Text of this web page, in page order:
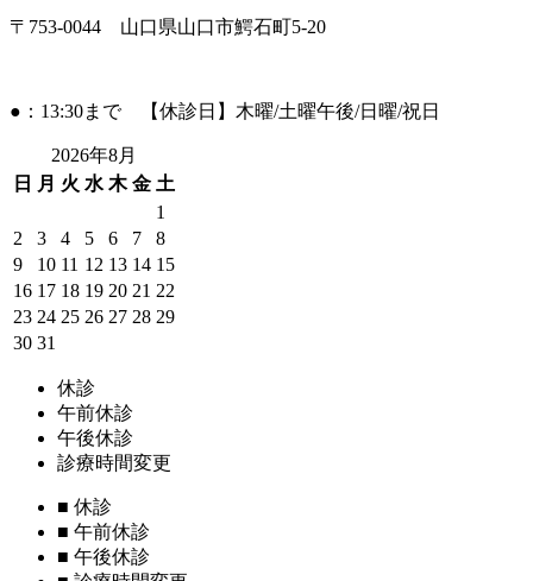
〒753-0044 山口県山口市鰐石町5-20
●：13:30まで 【休診日】木曜/土曜午後/日曜/祝日
2026年8月
日
月 火 水 木 金 土
1
2
3 4 5 6 7
8
9
10 11 12 13 14 15
16 17 18 19 20 21 22
23 24 25 26 27 28 29
30 31
休診
午前休診
午後休診
診療時間変更
■ 休診
■ 午前休診
■ 午後休診